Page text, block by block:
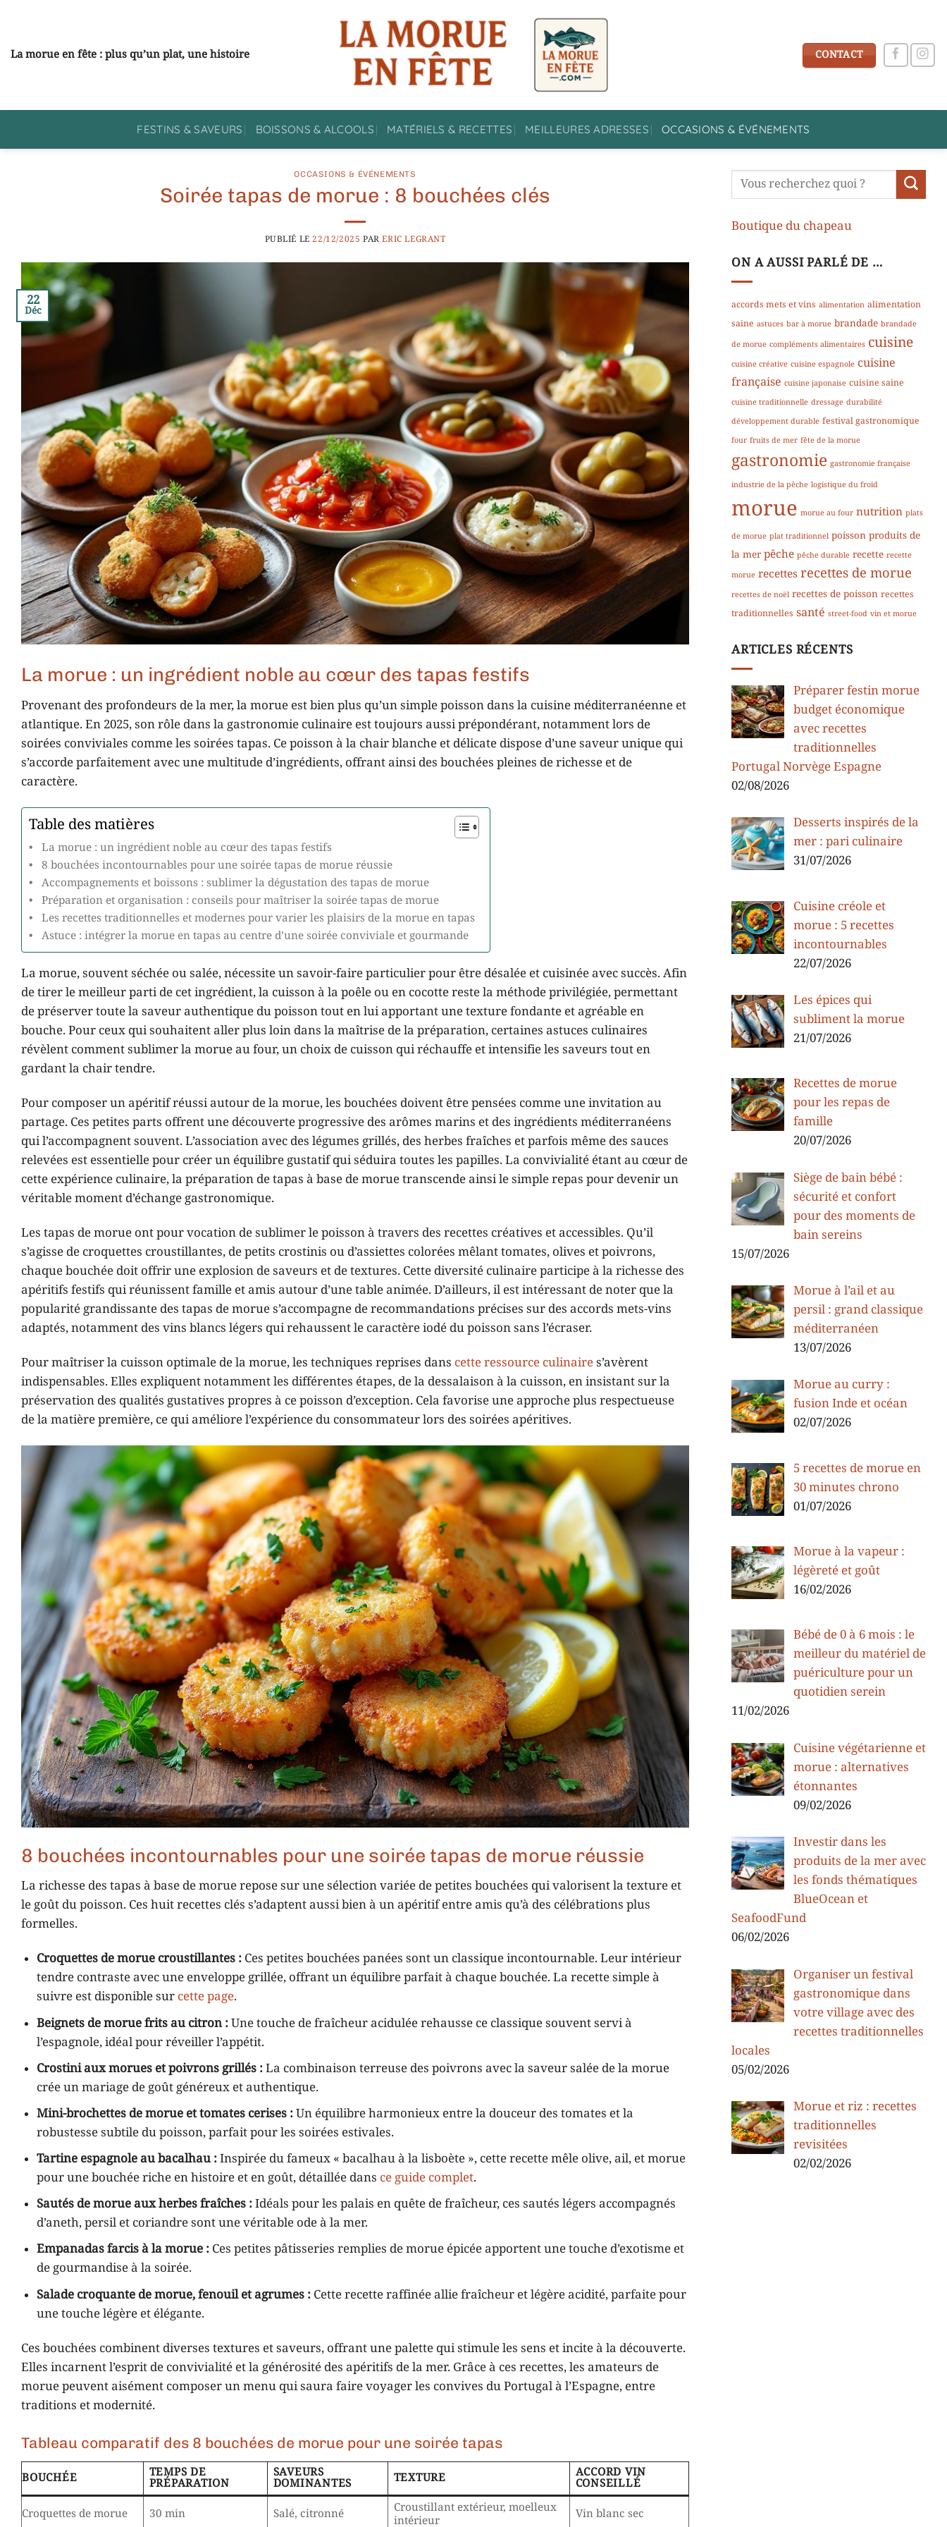
contenu
La morue en fête : plus qu’un plat, une histoire CONTACT
FESTINS & SAVEURS BOISSONS & ALCOOLS MATÉRIELS & RECETTES MEILLEURES ADRESSES OCCASIONS & ÉVÉNEMENTS
OCCASIONS & ÉVÉNEMENTS
Soirée tapas de morue : 8 bouchées clés
PUBLIÉ LE22/12/2025 PARERIC LEGRANT
22
Déc
La morue : un ingrédient noble au cœur des tapas festifs
Provenant des profondeurs de la mer, la morue est bien plus qu’un simple poisson dans la cuisine méditerranéenne et
atlantique. En 2025, son rôle dans la gastronomie culinaire est toujours aussi prépondérant, notamment lors de
soirées conviviales comme les soirées tapas. Ce poisson à la chair blanche et délicate dispose d’une saveur unique qui
s’accorde parfaitement avec une multitude d’ingrédients, offrant ainsi des bouchées pleines de richesse et de
caractère.
Table des matières
La morue : un ingrédient noble au cœur des tapas festifs
8 bouchées incontournables pour une soirée tapas de morue réussie
Accompagnements et boissons : sublimer la dégustation des tapas de morue
Préparation et organisation : conseils pour maîtriser la soirée tapas de morue
Les recettes traditionnelles et modernes pour varier les plaisirs de la morue en tapas
Astuce : intégrer la morue en tapas au centre d’une soirée conviviale et gourmande
La morue, souvent séchée ou salée, nécessite un savoir-faire particulier pour être désalée et cuisinée avec succès. Afin
de tirer le meilleur parti de cet ingrédient, la cuisson à la poêle ou en cocotte reste la méthode privilégiée, permettant
de préserver toute la saveur authentique du poisson tout en lui apportant une texture fondante et agréable en
bouche. Pour ceux qui souhaitent aller plus loin dans la maîtrise de la préparation, certaines astuces culinaires
révèlent comment sublimer la morue au four, un choix de cuisson qui réchauffe et intensifie les saveurs tout en
gardant la chair tendre.
Pour composer un apéritif réussi autour de la morue, les bouchées doivent être pensées comme une invitation au
partage. Ces petites parts offrent une découverte progressive des arômes marins et des ingrédients méditerranéens
qui l’accompagnent souvent. L’association avec des légumes grillés, des herbes fraîches et parfois même des sauces
relevées est essentielle pour créer un équilibre gustatif qui séduira toutes les papilles. La convivialité étant au cœur de
cette expérience culinaire, la préparation de tapas à base de morue transcende ainsi le simple repas pour devenir un
véritable moment d’échange gastronomique.
Les tapas de morue ont pour vocation de sublimer le poisson à travers des recettes créatives et accessibles. Qu’il
s’agisse de croquettes croustillantes, de petits crostinis ou d’assiettes colorées mêlant tomates, olives et poivrons,
chaque bouchée doit offrir une explosion de saveurs et de textures. Cette diversité culinaire participe à la richesse des
apéritifs festifs qui réunissent famille et amis autour d’une table animée. D’ailleurs, il est intéressant de noter que la
popularité grandissante des tapas de morue s’accompagne de recommandations précises sur des accords mets-vins
adaptés, notamment des vins blancs légers qui rehaussent le caractère iodé du poisson sans l’écraser.
Pour maîtriser la cuisson optimale de la morue, les techniques reprises dans cette ressource culinaires’avèrent
indispensables. Elles expliquent notamment les différentes étapes, de la dessalaison à la cuisson, en insistant sur la
préservation des qualités gustatives propres à ce poisson d’exception. Cela favorise une approche plus respectueuse
de la matière première, ce qui améliore l’expérience du consommateur lors des soirées apéritives.
8 bouchées incontournables pour une soirée tapas de morue réussie
La richesse des tapas à base de morue repose sur une sélection variée de petites bouchées qui valorisent la texture et
le goût du poisson. Ces huit recettes clés s’adaptent aussi bien à un apéritif entre amis qu’à des célébrations plus
formelles.
Croquettes de morue croustillantes : Ces petites bouchées panées sont un classique incontournable. Leur intérieur
tendre contraste avec une enveloppe grillée, offrant un équilibre parfait à chaque bouchée. La recette simple à
suivre est disponible sur cette page.
Beignets de morue frits au citron :Une touche de fraîcheur acidulée rehausse ce classique souvent servi à
l’espagnole, idéal pour réveiller l’appétit.
Crostini aux morues et poivrons grillés :La combinaison terreuse des poivrons avec la saveur salée de la morue
crée un mariage de goût généreux et authentique.
Mini-brochettes de morue et tomates cerises :Un équilibre harmonieux entre la douceur des tomates et la
robustesse subtile du poisson, parfait pour les soirées estivales.
Tartine espagnole au bacalhau :Inspirée du fameux « bacalhau à la lisboète », cette recette mêle olive, ail, et morue
pour une bouchée riche en histoire et en goût, détaillée dans ce guide complet.
Sautés de morue aux herbes fraîches :Idéals pour les palais en quête de fraîcheur, ces sautés légers accompagnés
d’aneth, persil et coriandre sont une véritable ode à la mer.
Empanadas farcis à la morue : Ces petites pâtisseries remplies de morue épicée apportent une touche d’exotisme et
de gourmandise à la soirée.
Salade croquante de morue, fenouil et agrumes : Cette recette raffinée allie fraîcheur et légère acidité, parfaite pour
une touche légère et élégante.
Ces bouchées combinent diverses textures et saveurs, offrant une palette qui stimule les sens et incite à la découverte.
Elles incarnent l’esprit de convivialité et la générosité des apéritifs de la mer. Grâce à ces recettes, les amateurs de
morue peuvent aisément composer un menu qui saura faire voyager les convives du Portugal à l’Espagne, entre
traditions et modernité.
Tableau comparatif des 8 bouchées de morue pour une soirée tapas
BOUCHÉE
TEMPS DE
PRÉPARATION
SAVEURS
DOMINANTES
TEXTURE
ACCORD VIN
CONSEILLÉ
Croquettes de morue 30 min Salé, citronné
Croustillant extérieur, moelleux
intérieur
Vin blanc sec
Boutique du chapeau
ON A AUSSI PARLÉ DE …
accords mets et vins alimentation alimentation
saine astuces bar à morue brandade brandade
de morue compléments alimentaires cuisine
cuisine créative cuisine espagnole cuisine
française cuisine japonaise cuisine saine
cuisine traditionnelle dressage durabilité
développement durable festival gastronomique
four fruits de mer fête de la morue
gastronomie gastronomie française
industrie de la pêche logistique du froid
morue morue au four nutrition plats
de morue plat traditionnel poisson produits de
la mer pêche pêche durable recette recette
morue recettes recettes de morue
recettes de noël recettes de poisson recettes
traditionnelles santé street-food vin et morue
ARTICLES RÉCENTS
Préparer festin morue
budget économique
avec recettes
traditionnelles
Portugal Norvège Espagne
02/08/2026
Desserts inspirés de la
mer : pari culinaire
31/07/2026
Cuisine créole et
morue : 5 recettes
incontournables
22/07/2026
Les épices qui
subliment la morue
21/07/2026
Recettes de morue
pour les repas de
famille
20/07/2026
Siège de bain bébé :
sécurité et confort
pour des moments de
bain sereins
15/07/2026
Morue à l’ail et au
persil : grand classique
méditerranéen
13/07/2026
Morue au curry :
fusion Inde et océan
02/07/2026
5 recettes de morue en
30 minutes chrono
01/07/2026
Morue à la vapeur :
légèreté et goût
16/02/2026
Bébé de 0 à 6 mois : le
meilleur du matériel de
puériculture pour un
quotidien serein
11/02/2026
Cuisine végétarienne et
morue : alternatives
étonnantes
09/02/2026
Investir dans les
produits de la mer avec
les fonds thématiques
BlueOcean et
SeafoodFund
06/02/2026
Organiser un festival
gastronomique dans
votre village avec des
recettes traditionnelles
locales
05/02/2026
Morue et riz : recettes
traditionnelles
revisitées
02/02/2026